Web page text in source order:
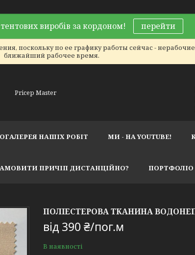
виробів за кордоном! перейти
поскольку по ее графику работы сейчас -
ближайший рабочее время.
Pricep Master
НАШІХ РОБІТ МИ - НА YOUTUBE!
ПРИЧІП ДИСТАНЦІЙНО? ПОРТФОЛІО
ПОЛІЕСТЕРОВА ТКАНИНА
від 390 ₴/пог.м
В наявності